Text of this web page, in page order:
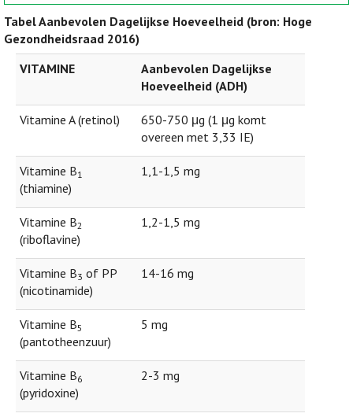
Tabel Aanbevolen Dagelijkse Hoeveelheid (bron: Hoge
Gezondheidsraad 2016)
VITAMINE
Aanbevolen Dagelijkse
Hoeveelheid (ADH)
Vitamine A (retinol)
650-750 μg (1 μg komt
overeen met 3,33 IE)
Vitamine B1
(thiamine)
1,1-1,5 mg
Vitamine B2
(riboflavine)
1,2-1,5 mg
Vitamine B3 of PP
(nicotinamide)
14-16 mg
Vitamine B5
(pantotheenzuur)
5 mg
Vitamine B6
(pyridoxine)
2-3 mg